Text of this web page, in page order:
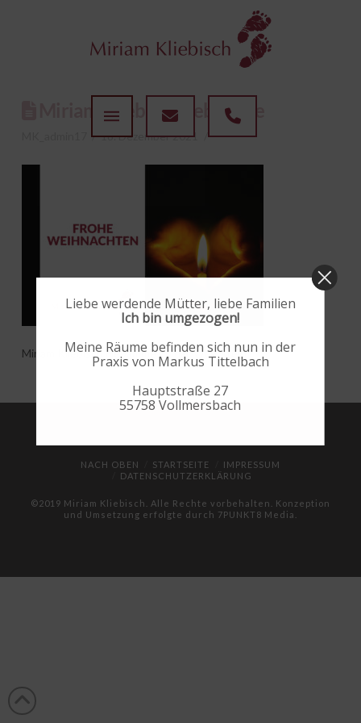
Miriam Kliebisch Hebamme
18. Dezember 2021
Miriam Kliebisch Hebamme in Idar-Oberstein
NACH OBEN STARTSEITE
IMPRESSUM
DATENSCHUTZERKLÄRUNG
©2019 Miriam Kliebisch. Alle Rechte vorbehalten. Konzeption
und Umsetzung erfolgte durch 7PUNKT8 Media
Liebe werdende Mütter, liebe Familien
Ich bin umgezogen!
Meine Räume befinden sich nun in der
Praxis von Markus Tittelbach
Hauptstraße 27
55758 Vollmersbach